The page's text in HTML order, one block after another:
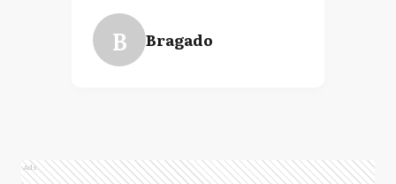
B Bragado
Ads